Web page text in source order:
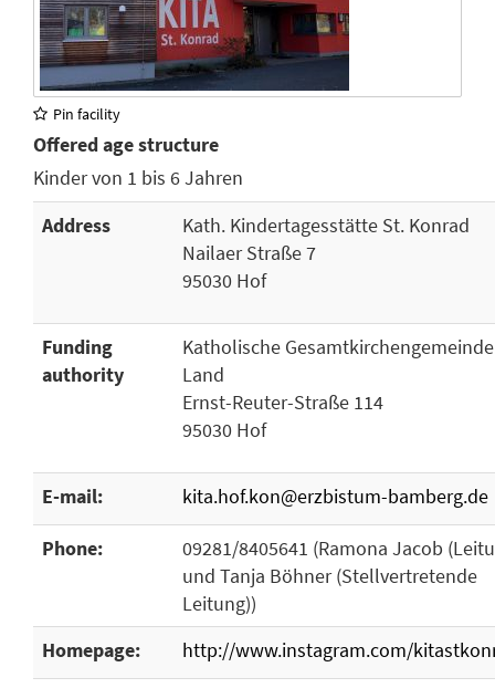
Pin facility
Offered age structure
Kinder von 1 bis 6 Jahren
Address
Kath. Kindertagesstätte St. Konrad
Nailaer Straße 7
95030 Hof
Funding
authority
Katholische
Land
Ernst-Reuter-Straße 114
95030 Hof
E-mail: kita.hof.kon@erzbistum-bamberg.de
Phone:
09281/8405641 (Ramona Jacob
und Tanja Böhner (Stellvertretende
Leitung))
Homepage:
http://www.instagram.com/